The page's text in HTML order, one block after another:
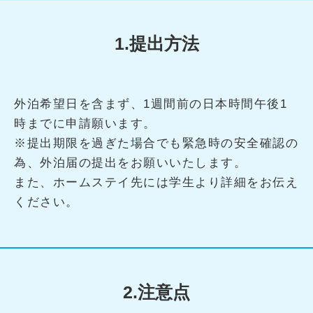
1.提出方法
外泊希望日を含まず、1週間前の日本時間午後1
時までに申請願います。
※提出期限を過ぎた場合でも緊急時の安全確認の
為、外泊届の提出をお願いいたします。
また、ホームステイ先には学生より詳細をお伝え
ください。
2.注意点